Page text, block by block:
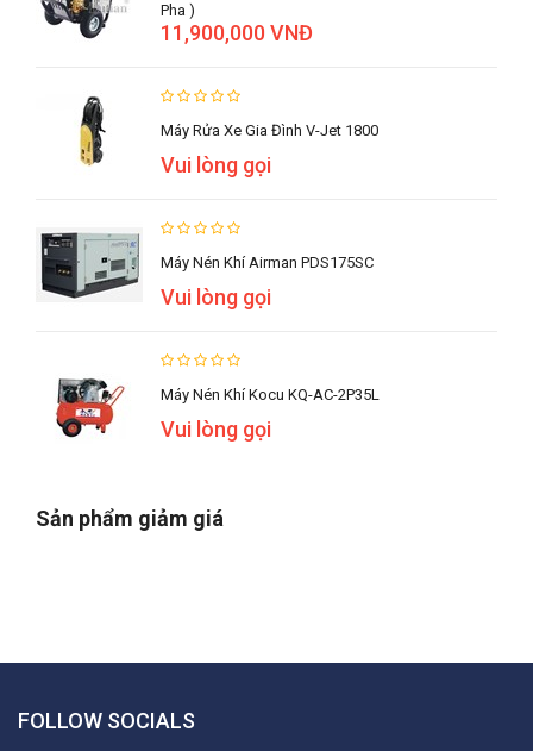
Pha )
11,900,000 VNĐ
Máy Rửa Xe Gia Đình V-Jet 1800
Vui lòng gọi
Máy Nén Khí Airman PDS175SC
Vui lòng gọi
Máy Nén Khí Kocu KQ-AC-2P35L
Vui lòng gọi
Sản phẩm giảm giá
FOLLOW SOCIALS